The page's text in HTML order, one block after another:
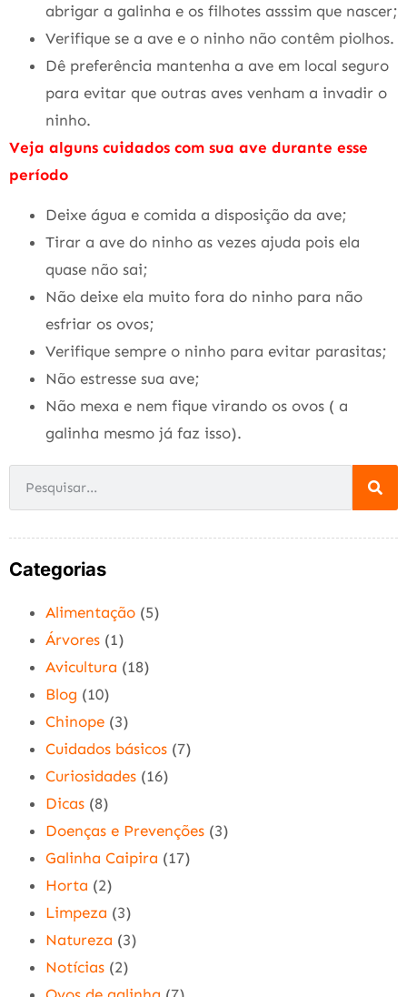
abrigar a galinha e os filhotes asssim que nascer;
Verifique se a ave e o ninho não contêm piolhos.
Dê preferência mantenha a ave em local seguro
para evitar que outras aves venham a invadir o
ninho.
Veja alguns cuidados com sua ave durante esse
período
Deixe água e comida a disposição da ave;
Tirar a ave do ninho as vezes ajuda pois ela
quase não sai;
Não deixe ela muito fora do ninho para não
esfriar os ovos;
Verifique sempre o ninho para evitar parasitas;
Não estresse sua ave;
Não mexa e nem fique virando os ovos ( a
galinha mesmo já faz isso).
Categorias
Alimentação (5)
Árvores (1)
Avicultura (18)
Blog (10)
Chinope (3)
Cuidados básicos (7)
Curiosidades (16)
Dicas (8)
Doenças e Prevenções (3)
Galinha Caipira (17)
Horta (2)
Limpeza (3)
Natureza (3)
Notícias (2)